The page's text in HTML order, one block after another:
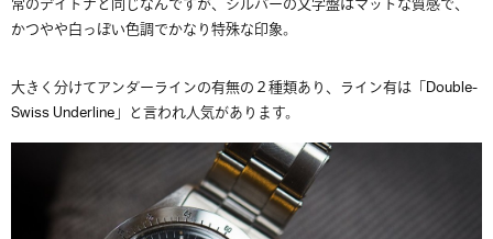
かつやや白っぽい色調でかなり特殊な印象。
大きく分けてアンダーラインの有無の２種類あり、ライン有は「Double-
Swiss Underline」と言われ人気があります。